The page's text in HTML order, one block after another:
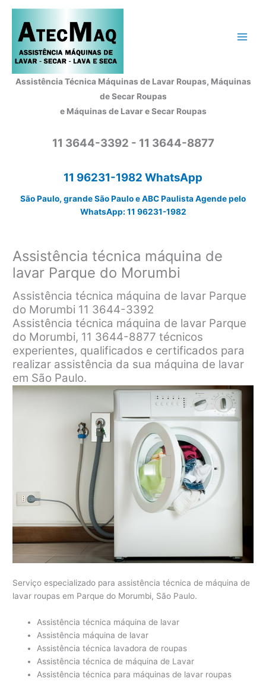
Assistência Técnica Máquinas de Lavar Roupas, Máquinas
de Secar Roupas
e Máquinas de Lavar e Secar Roupas
11 3644-3392 - 11 3644-8877
11 96231-1982 WhatsApp
São Paulo, grande São Paulo e ABC Paulista Agende pelo
WhatsApp: 11 96231-1982
Assistência técnica máquina de
lavar Parque do Morumbi
Assistência técnica máquina de lavar Parque
do Morumbi 11 3644-3392
Assistência técnica máquina de lavar Parque
do Morumbi, 11 3644-8877 técnicos
experientes, qualificados e certificados para
realizar assistência da sua máquina de lavar
em São Paulo.
Serviço especializado para assistência técnica de máquina de
lavar roupas em Parque do Morumbi, São Paulo.
Assistência técnica máquina de lavar
Assistência máquina de lavar
Assistência técnica lavadora de roupas
Assistência técnica de máquina de Lavar
Assistência técnica para máquinas de lavar roupas